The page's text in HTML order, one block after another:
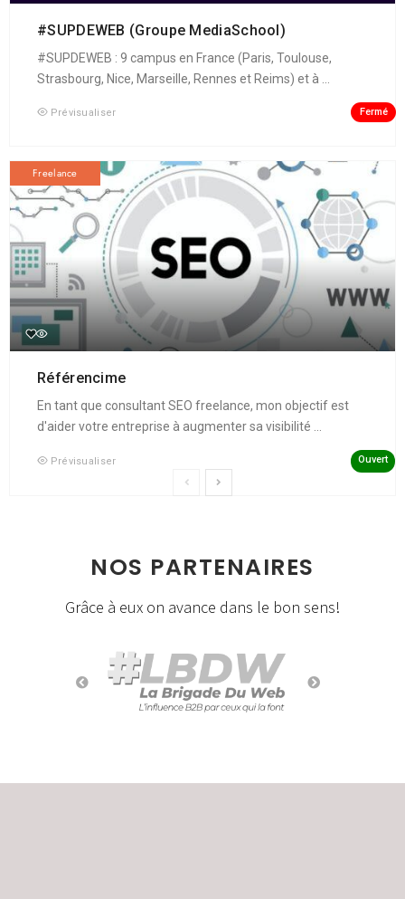
#SUPDEWEB (Groupe MediaSchool)
#SUPDEWEB : 9 campus en France (Paris, Toulouse,
Strasbourg, Nice, Marseille, Rennes et Reims) et à ...
Prévisualiser Fermé
Freelance
Référencime
En tant que consultant SEO freelance, mon objectif est
d'aider votre entreprise à augmenter sa visibilité ...
Prévisualiser Ouvert
NOS PARTENAIRES
Grâce à eux on avance dans le bon sens!